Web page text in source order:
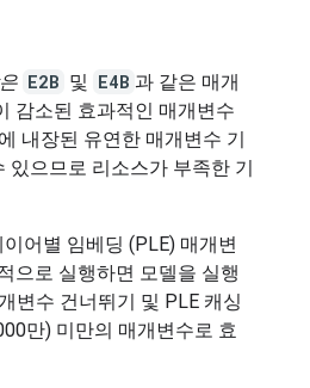
E2B 및 E4B 과 같은 매개
감소된 효과적인 매개변수
내장된 유연한 매개변수 기
있으므로 리소스가 부족한 기
어별 임베딩 (PLE) 매개변
으로 실행하면 모델을 실행
변수 건너뛰기 및 PLE 캐싱
만) 미만의 매개변수로 효